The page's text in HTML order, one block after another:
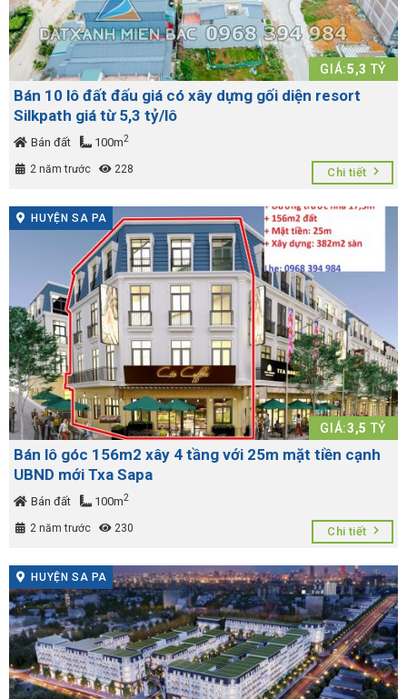
GIÁ:5,3 TỶ
Bán 10 lô đất đấu giá có xây dựng gối diện resort
Silkpath giá từ 5,3 tỷ/lô
Bán đất 100m2
2 năm trước 228 Chi tiết
HUYỆN SA PA
GIÁ:3,5 TỶ
Bán lô góc 156m2 xây 4 tầng với 25m mặt tiền cạnh
UBND mới Txa Sapa
Bán đất 100m2
2 năm trước 230 Chi tiết
HUYỆN SA PA